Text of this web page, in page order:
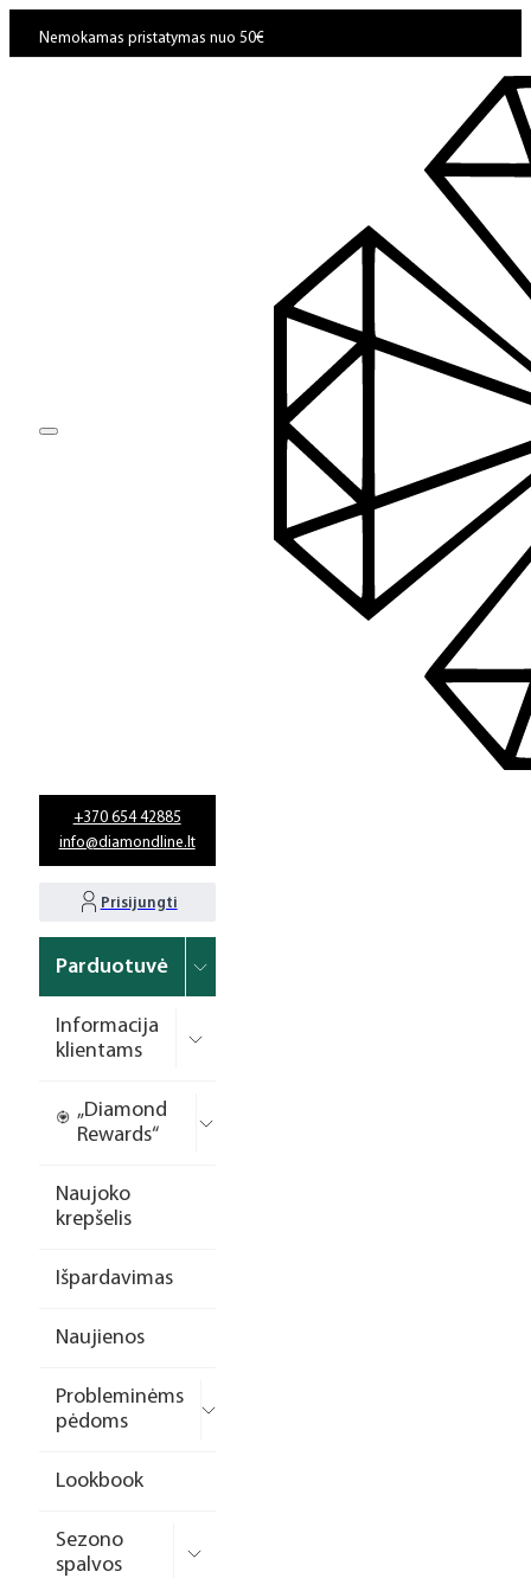
Nemokamas pristatymas nuo 50€
+370 654 42885
info@diamondline.lt
Prisijungti
Parduotuvė
Informacija
klientams
„Diamond
Rewards“
Naujoko
krepšelis
Išpardavimas
Naujienos
Probleminėms
pėdoms
Lookbook
Sezono
spalvos